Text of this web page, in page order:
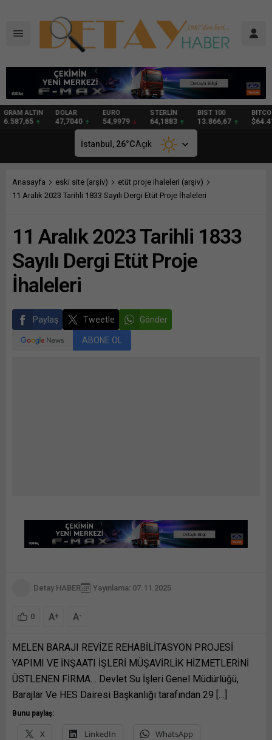
DOLAR
47,7040
EURO
54,9979
STERLİN
64,1883
BIST 100
13.866,67
BITCOIN
$64.413 98,34
İstanbul, 26°CAçık
Anasayfa eski site (arşiv)
etüt proje ihaleleri (arşiv)
11 Aralık 2023 Tarihli 1833 Sayılı Dergi Etüt Proje İhaleleri
11 Aralık 2023 Tarihli 1833
Sayılı Dergi Etüt Proje
İhaleleri
Paylaş Tweetle Gönder
ABONE OL
Detay HABER Yayınlama: 07.11.2025
0 A+ A-
MELEN BARAJI REVİZE REHABİLİTASYON PROJESİ
YAPIMI VE İNŞAATI İŞLERİ MÜŞAVİRLİK HİZMETLERİNİ
ÜSTLENEN FİRMA… Devlet Su İşleri Genel Müdürlüğü,
Barajlar Ve HES Dairesi Başkanlığı tarafından 29 […]
Bunu paylaş:
X LinkedIn WhatsApp